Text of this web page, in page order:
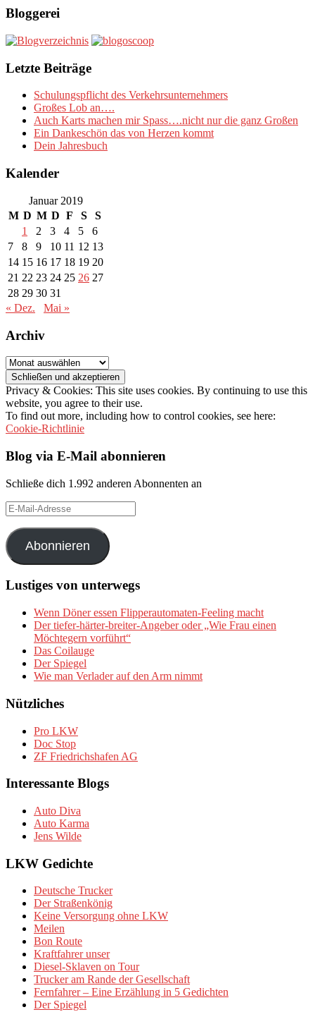
Bloggerei
Letzte Beiträge
Schulungspflicht des Verkehrsunternehmers
Großes Lob an….
Auch Karts machen mir Spass….nicht nur die ganz Großen
Ein Dankeschön das von Herzen kommt
Dein Jahresbuch
Kalender
Januar 2019
M D M D F S
S
1
2 3 4 5
6
7
8 9 10 11 12 13
14 15 16 17 18 19 20
21 22 23 24 25 26 27
28 29 30 31
« Dez.
Mai »
Archiv
Archiv
Privacy & Cookies: This site uses cookies. By continuing to use this
website, you agree to their use.
To find out more, including how to control cookies, see here:
Cookie-Richtlinie
Blog via E-Mail abonnieren
Schließe dich 1.992 anderen Abonnenten an
E-
Mail-
Adresse
Abonnieren
Lustiges von unterwegs
Wenn Döner essen Flipperautomaten-Feeling macht
Der tiefer-härter-breiter-Angeber oder „Wie Frau einen
Möchtegern vorführt“
Das Coilauge
Der Spiegel
Wie man Verlader auf den Arm nimmt
Nützliches
Pro LKW
Doc Stop
ZF Friedrichshafen AG
Interessante Blogs
Auto Diva
Auto Karma
Jens Wilde
LKW Gedichte
Deutsche Trucker
Der Straßenkönig
Keine Versorgung ohne LKW
Meilen
Bon Route
Kraftfahrer unser
Diesel-Sklaven on Tour
Trucker am Rande der Gesellschaft
Fernfahrer – Eine Erzählung in 5 Gedichten
Der Spiegel